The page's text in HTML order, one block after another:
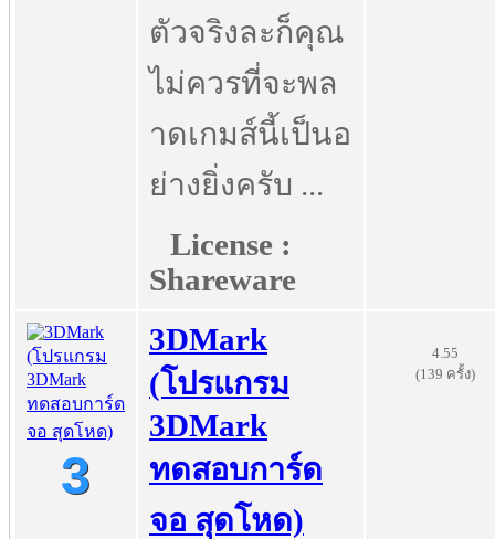
ตัวจริงละก็คุณ
ไม่ควรที่จะพล
าดเกมส์นี้เป็นอ
ย่างยิ่งครับ ...
License :
Shareware
3
3DMark
(โปรแกรม
3DMark
ทดสอบการ์ด
จอ สุดโหด)
4.55
(139 ครั้ง)